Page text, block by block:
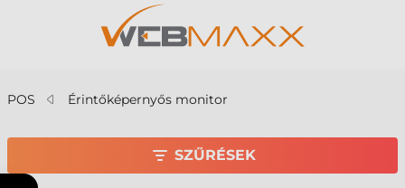
POS Érintőképernyős monitor
SZŰRÉSEK